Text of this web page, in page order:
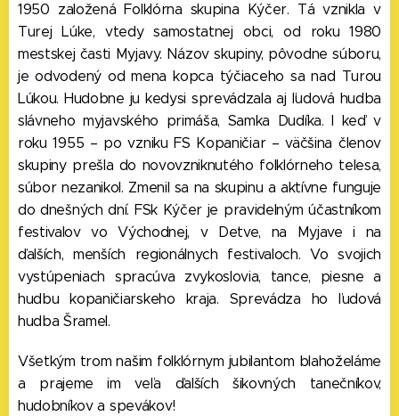
1950 založená Folklórna skupina Kýčer. Tá vznikla v
Turej Lúke, vtedy samostatnej obci, od roku 1980
mestskej časti Myjavy. Názov skupiny, pôvodne súboru,
je odvodený od mena kopca týčiaceho sa nad Turou
Lúkou. Hudobne ju kedysi sprevádzala aj ľudová hudba
slávneho myjavského primáša, Samka Dudíka. I keď v
roku 1955 – po vzniku FS Kopaničiar – väčšina členov
skupiny prešla do novovzniknutého folklórneho telesa,
súbor nezanikol. Zmenil sa na skupinu a aktívne funguje
do dnešných dní. FSk Kýčer je pravidelným účastníkom
festivalov vo Východnej, v Detve, na Myjave i na
ďalších, menších regionálnych festivaloch. Vo svojich
vystúpeniach spracúva zvykoslovia, tance, piesne a
hudbu kopaničiarskeho kraja. Sprevádza ho ľudová
hudba Šramel.
Všetkým trom našim folklórnym jubilantom blahoželáme
a prajeme im veľa ďalších šikovných tanečníkov,
hudobníkov a spevákov!